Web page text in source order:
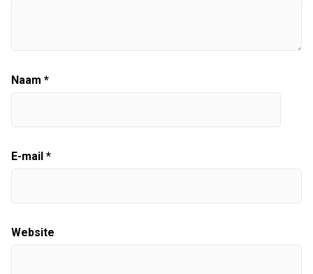
Naam *
E-mail *
Website